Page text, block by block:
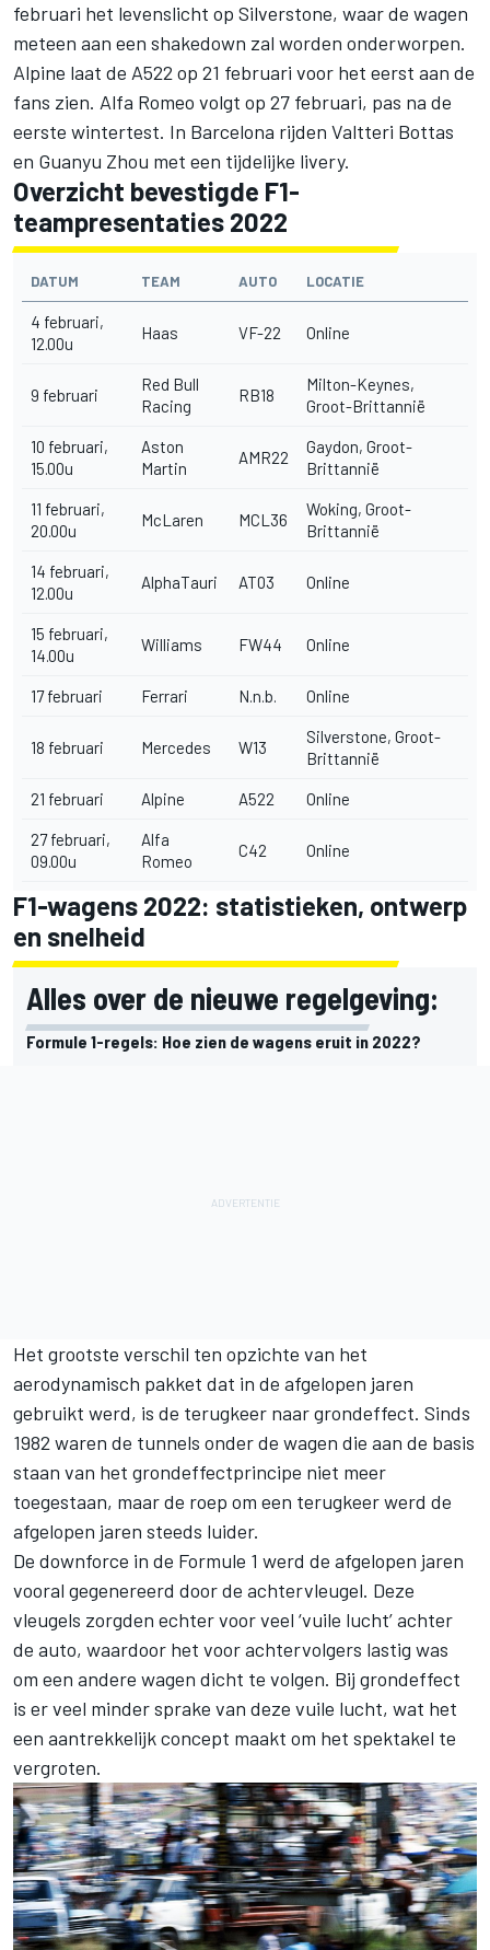
februari het levenslicht op Silverstone, waar de wagen
meteen aan een shakedown zal worden onderworpen.
Alpine laat de A522 op 21 februari voor het eerst aan de
fans zien. Alfa Romeo volgt op 27 februari, pas na de
eerste wintertest. In Barcelona rijden Valtteri Bottas
en Guanyu Zhou met een tijdelijke livery.
Overzicht bevestigde F1-
teampresentaties 2022
DATUM TEAM AUTO LOCATIE
4 februari,
12.00u
Haas VF-22 Online
9 februari
Red Bull
Racing
RB18
Milton-Keynes,
Groot-Brittannië
10 februari,
15.00u
Aston
Martin
AMR22
Gaydon, Groot-
Brittannië
11 februari,
20.00u
McLaren MCL36
Woking, Groot-
Brittannië
14 februari,
12.00u
AlphaTauri AT03 Online
15 februari,
14.00u
Williams FW44 Online
17 februari Ferrari N.n.b. Online
18 februari Mercedes W13
Silverstone, Groot-
Brittannië
21 februari Alpine A522 Online
27 februari,
09.00u
Alfa
Romeo
C42 Online
F1-wagens 2022: statistieken, ontwerp
en snelheid
Alles over de nieuwe regelgeving:
Formule 1-regels: Hoe zien de wagens eruit in 2022?
Het grootste verschil ten opzichte van het
aerodynamisch pakket dat in de afgelopen jaren
gebruikt werd, is de terugkeer naargrondeffect. Sinds
1982 waren de tunnels onder de wagen die aan de basis
staan van het grondeffectprincipe niet meer
toegestaan, maar de roep om een terugkeer werd de
afgelopen jaren steeds luider.
De downforce in de Formule 1 werd de afgelopen jaren
vooral gegenereerd door de achtervleugel. Deze
vleugels zorgden echter voor veel ‘vuile lucht’ achter
de auto, waardoor het voor achtervolgers lastig was
om een andere wagen dicht te volgen. Bij grondeffect
is er veel minder sprake van deze vuile lucht, wat het
een aantrekkelijk concept maakt om het spektakel te
vergroten.